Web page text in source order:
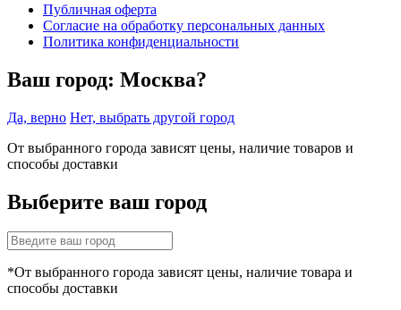
Публичная оферта
Согласие на обработку персональных данных
Политика конфиденциальности
Ваш город: Москва?
Да, верно Нет, выбрать другой город
От выбранного города зависят цены, наличие товаров и
способы доставки
Выберите ваш город
*От выбранного города зависят цены, наличие товара и
способы доставки